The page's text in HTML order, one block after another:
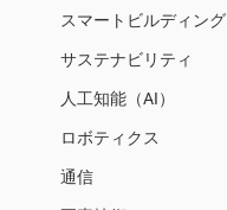
スマートビルディング
サステナビリティ
人工知能（AI）
ロボティクス
通信